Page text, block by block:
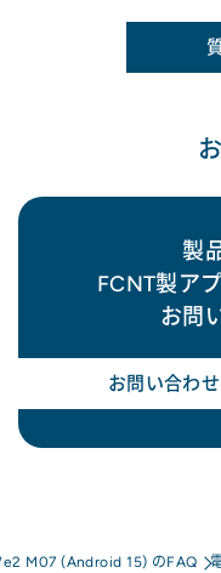
製
FCNT製ア
お問
お問い合わせ
M07 (Android 15) のFAQ